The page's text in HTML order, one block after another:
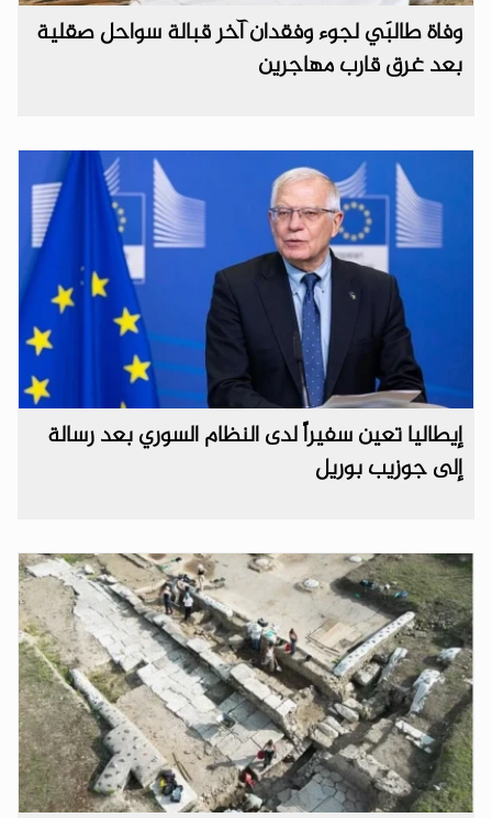
وفاة طالبَي لجوء وفقدان آخر قبالة سواحل صقلية
بعد غرق قارب مهاجرين
إيطاليا تعين سفيراً لدى النظام السوري بعد رسالة
إلى جوزيب بوريل